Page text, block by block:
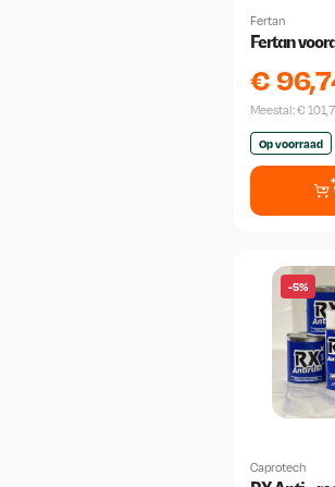
Fertan
Fertan
€
Meestal:€
Op voorraad
-5%
Caprotech